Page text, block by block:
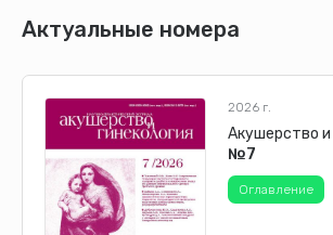
Актуальные номера
2026 г.
Акушерство и
№7
Оглавление